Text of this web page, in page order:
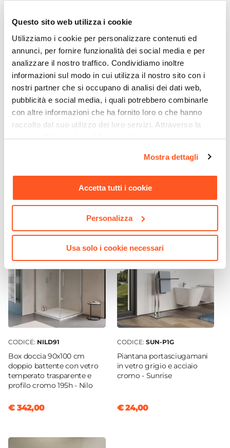
Questo sito web utilizza i cookie
Utilizziamo i cookie per personalizzare contenuti ed
annunci, per fornire funzionalità dei social media e per
analizzare il nostro traffico. Condividiamo inoltre
informazioni sul modo in cui utilizza il nostro sito con i
nostri partner che si occupano di analisi dei dati web,
pubblicità e social media, i quali potrebbero combinarle
con altre informazioni che ha fornito loro o che hanno
raccolto dal suo utilizzo dei loro servizi. Attraverso la
sezione "Mostra dettagli" è possibile gestire le proprie
momento. Per maggiori informazioni si invita a leggere la
nostraCookie Policy.
Mostra dettagli
Accetta tutti i cookie
Personalizza
Usa solo i cookie necessari
resiste al vapore;
è idrofugo;
è ignifugo;
ha una superficie non porosa;
resiste all'usura;
è repellente allo sporco;
resiste ai prodotti per la pulizia e ai
disinfettanti;
46 cm
Altezza
12 cm
Serie
Jalama
Colore Specifico
Rovere polare
Effetto
Effetto legno
Installazione
Altezza Vasca
Dimensioni Interne Vasca
Caratteristiche
Fondo removibile
Trattamento antibatterico
Monoforo
Foro Troppopieno
No
Posizione Vasca
Destra
Piletta
Non inclusa
Non inclusa
Ti suggeriamo anche
Rubinetteria
€ 54,00
Sifone di scarico tondo
cromato
€ 22,00
CODICE: NILD91
Box doccia 90x100 cm
doppio battente con vetro
temperato trasparente e
profilo cromo 195h - Nilo
€ 342,00
CODICE: SUN-P1G
Piantana portasciugamani
in vetro grigio e acciaio
cromo - Sunrise
€ 24,00